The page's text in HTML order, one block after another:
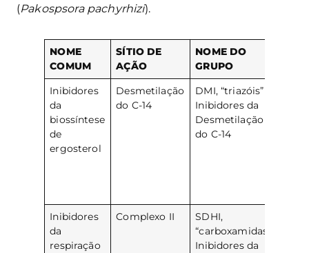
(Pakospsora pachyrhizi).
NOME
COMUM
SÍTIO DE
AÇÃO
NOME DO
GRUPO
Inibidores
da
biossíntese
de
ergosterol
Desmetilação
do C-14
DMI, “triazóis”
Inibidores da
Desmetilação
do C-14
Inibidores
da
respiração
Complexo II
SDHI,
“carboxamidas”
Inibidores da